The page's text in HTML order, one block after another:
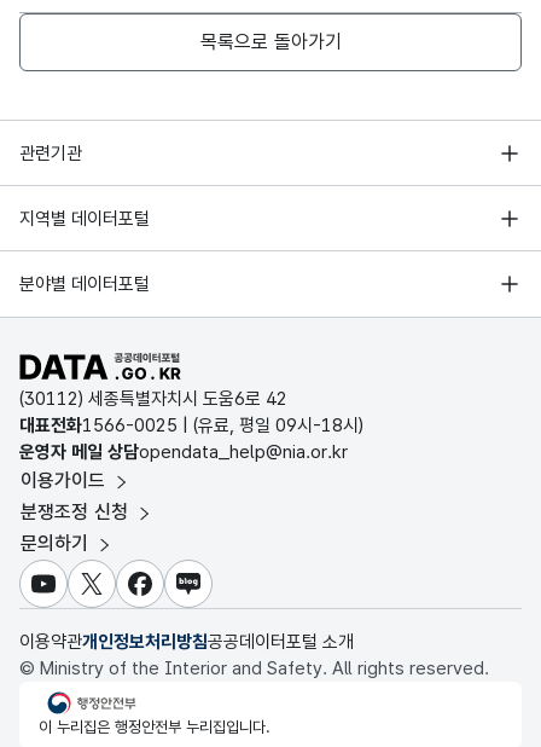
목록으로 돌아가기
관련기관
행정안전부
한국지능정보사회진흥원
국가정보자원관리원
지역별 데이터포털
서울 열린데이터광장
경기데이터드림
D-데이터허브
인천데이터포털
울산광역시 데이터포털
전남광주통합특별시 빅데이터 플랫폼
대전광역시 데이터포털
세종특별자치시 데이터포털
충청북도 데이터허브
분야별 데이터포털
기상자료개방포털
국토교통부 공간정보오픈플랫폼
환경부 환경데이터포털
문화데이터광장
농림축산식품 공공데이터포털
보건의료빅데이터개방시스템
식품의약품안전처 데이터포털
교육통계서비스
공공데이터포털 바로가기
(30112) 세종특별자치시 도움6로 42
대표전화1566-0025 | (유료, 평일 09시-18시)
운영자 메일 상담opendata_help@nia.or.kr
이용가이드
분쟁조정 신청
문의하기
유튜브X 페이스북
블로그
이용약관개인정보처리방침공공데이터포털 소개
© Ministry of the Interior and Safety. All rights reserved.
행정안전부
이 누리집은 행정안전부 누리집입니다.